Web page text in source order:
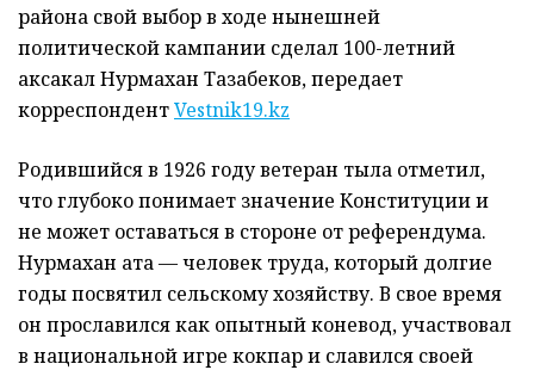
района свой выбор в ходе нынешней
политической кампании сделал 100-летний
аксакал Нурмахан Тазабеков, передает
корреспондентVestnik19.kz
Родившийся в 1926 году ветеран тыла отметил,
что глубоко понимает значение Конституции и
не может оставаться в стороне от референдума.
Нурмахан ата — человек труда, который долгие
годы посвятил сельскому хозяйству. В свое время
он прославился как опытный коневод, участвовал
в национальной игре кокпар и славился своей